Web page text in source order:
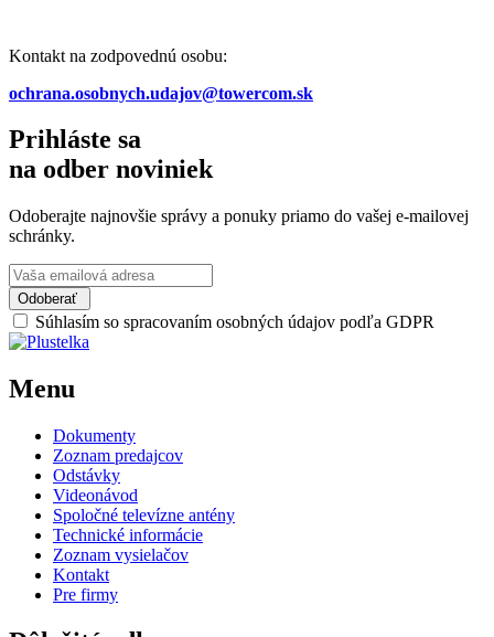
Kontakt na zodpovednú osobu:
ochrana.osobnych.udajov@towercom.sk
Prihláste sa
na odber noviniek
Odoberajte najnovšie správy a ponuky priamo do vašej e-mailovej
schránky.
Odoberať
Súhlasím so spracovaním osobných údajov podľa GDPR
Menu
Dokumenty
Zoznam predajcov
Odstávky
Videonávod
Spoločné televízne antény
Technické informácie
Zoznam vysielačov
Kontakt
Pre firmy